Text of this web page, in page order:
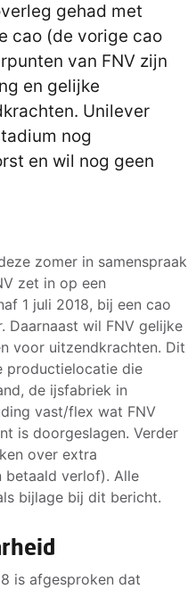
gehad met
cao (de vorige cao
van FNV zijn
en gelijke
Unilever
nog
en wil nog geen
zomer in samenspraak
zet in op een
1 juli 2018, bij een cao
Daarnaast wil FNV gelijke
voor uitzendkrachten. Dit
productielocatie die
de ijsfabriek in
vast/flex wat FNV
is doorgeslagen. Verder
over extra
betaald verlof). Alle
bijlage bij dit bericht.
is afgesproken dat